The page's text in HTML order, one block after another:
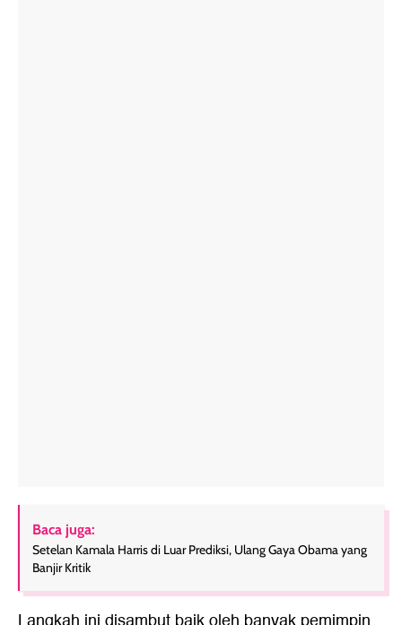
Baca juga:
Setelan Kamala Harris di Luar Prediksi, Ulang Gaya Obama yang
Banjir Kritik